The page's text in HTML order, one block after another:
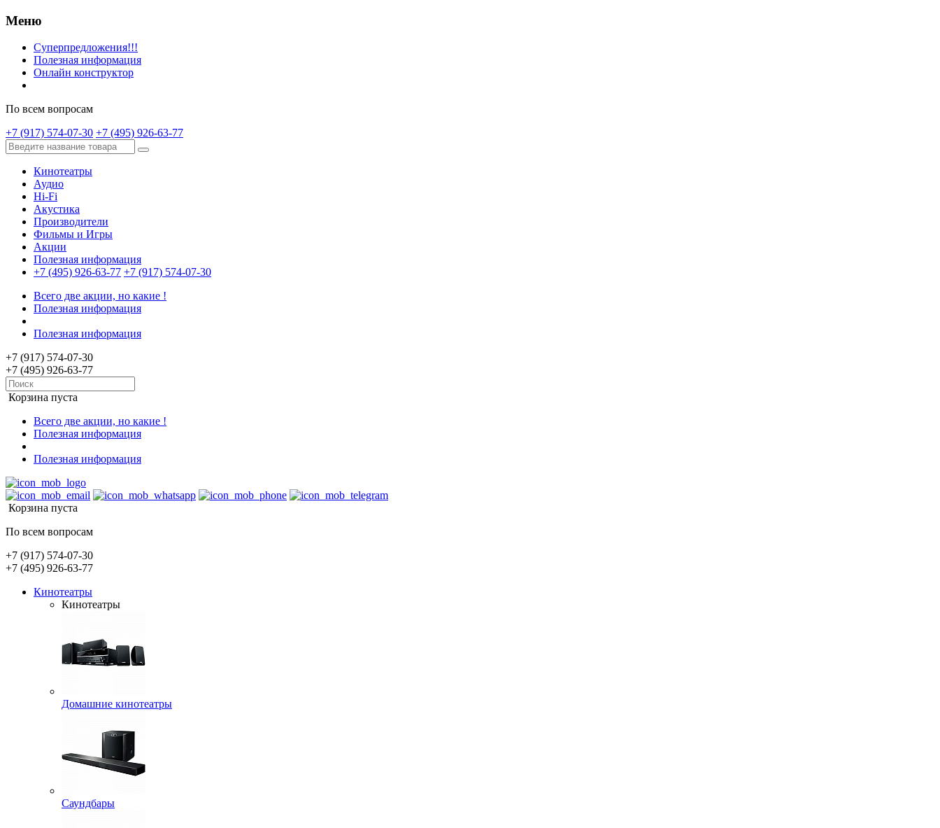
Меню
Суперпредложения!!!
Полезная информация
Онлайн конструктор
По всем вопросам
+7 (917) 574-07-30 +7 (495) 926-63-77
Кинотеатры
Аудио
Hi-Fi
Акустика
Производители
Фильмы и Игры
Акции
Полезная информация
+7 (495) 926-63-77 +7 (917) 574-07-30
Всего две акции, но какие !
Полезная информация
Полезная информация
+7 (917) 574-07-30
+7 (495) 926-63-77
Корзина пуста
Всего две акции, но какие !
Полезная информация
Полезная информация
Корзина пуста
По всем вопросам
+7 (917) 574-07-30
+7 (495) 926-63-77
Кинотеатры
Кинотеатры
Домашние кинотеатры
Саундбары